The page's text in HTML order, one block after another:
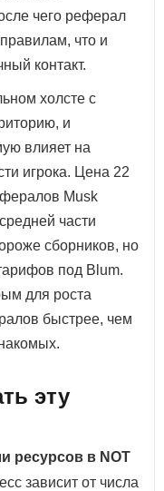
чего реферал
что и
контакт.
холсте с
и
влияет на
игрока. Цена 22
Musk
части
сборников, но
под Blum.
для роста
быстрее, чем
эту
ресурсов в NOT
зависит от числа